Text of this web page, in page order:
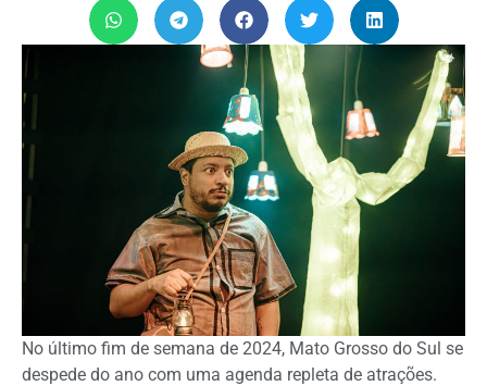
No último fim de semana de 2024, Mato Grosso do Sul se
despede do ano com uma agenda repleta de atrações.